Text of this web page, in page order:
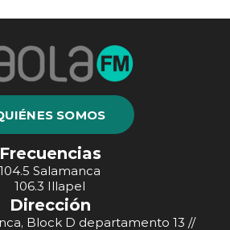
SOMOS
Frecuencias
104.5 Salamanca
106.3 Illapel
Dirección
Block D departamento 13 //